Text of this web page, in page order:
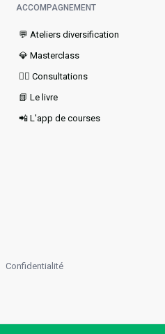
ACCOMPAGNEMENT
💬 Ateliers diversification
💎 Masterclass
👩‍⚕️ Consultations
📗 Le livre
📲 L'app de courses
Confidentialité